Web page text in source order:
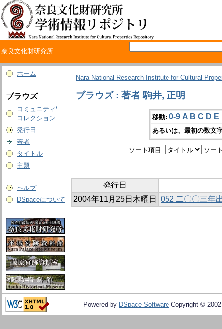
奈良文化財研究所
ホーム
ブラウズ
コミュニティ/
コレクション
発行日
著者
タイトル
主題
ヘルプ
DSpaceについて
Nara National Research Institute for Cultural
ブラウズ : 著者 駒井, 正明
移動: 0-9 A B C D E
あるいは、最初の数文
ソート項目: ソー
発行日
2004年11月25日木曜日
052 二〇〇三年
Powered by DSpace Software Copyright ©